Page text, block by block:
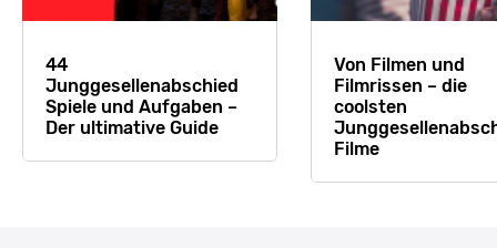
44
Junggesellenabschied
Spiele und Aufgaben –
Der ultimative Guide
Von Filmen und
Filmrissen – die
coolsten
Filme